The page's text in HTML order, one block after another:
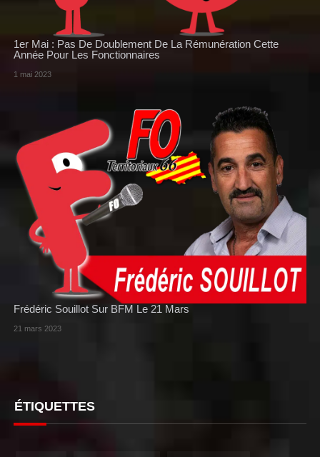
1er Mai : Pas De Doublement De La Rémunération Cette
Année Pour Les Fonctionnaires
1 mai 2023
Frédéric Souillot Sur BFM Le 21 Mars
21 mars 2023
ÉTIQUETTES